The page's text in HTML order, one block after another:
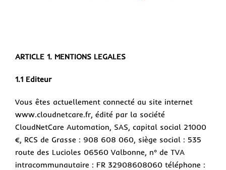
ARTICLE 1. MENTIONS LEGALES
1.1 Editeur
Vous êtes actuellement connecté au site internet
www.cloudnetcare.fr, édité par la société
CloudNetCare Automation, SAS, capital social 21000
€, RCS de Grasse : 908 608 060, siège social : 535
route des Lucioles 06560 Valbonne, n° de TVA
intracommunautaire : FR 32908608060 téléphone :